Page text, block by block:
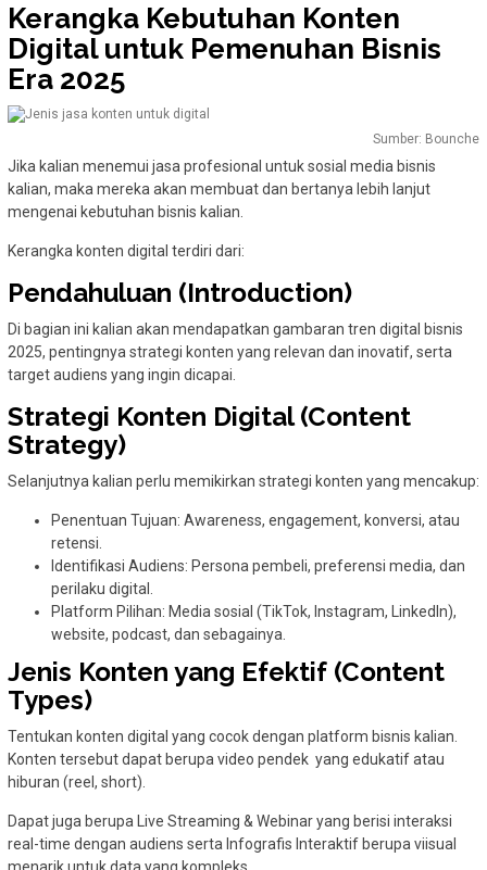
Kerangka Kebutuhan Konten
Digital untuk Pemenuhan Bisnis
Era 2025
Sumber: Bounche
Jika kalian menemui jasa profesional untuk sosial media bisnis
kalian, maka mereka akan membuat dan bertanya lebih lanjut
mengenai kebutuhan bisnis kalian.
Kerangka konten digital terdiri dari:
Pendahuluan (Introduction)
Di bagian ini kalian akan mendapatkan gambaran tren digital bisnis
2025, pentingnya strategi konten yang relevan dan inovatif, serta
target audiens yang ingin dicapai.
Strategi Konten Digital (Content
Strategy)
Selanjutnya kalian perlu memikirkan strategi konten yang mencakup:
Penentuan Tujuan: Awareness, engagement, konversi, atau
retensi.
Identifikasi Audiens: Persona pembeli, preferensi media, dan
perilaku digital.
Platform Pilihan: Media sosial (TikTok, Instagram, LinkedIn),
website, podcast, dan sebagainya.
Jenis Konten yang Efektif (Content
Types)
Tentukan konten digital yang cocok dengan platform bisnis kalian.
Konten tersebut dapat berupa video pendek yang edukatif atau
hiburan (reel, short).
Dapat juga berupa Live Streaming & Webinar yang berisi interaksi
real-time dengan audiens serta Infografis Interaktif berupa viisual